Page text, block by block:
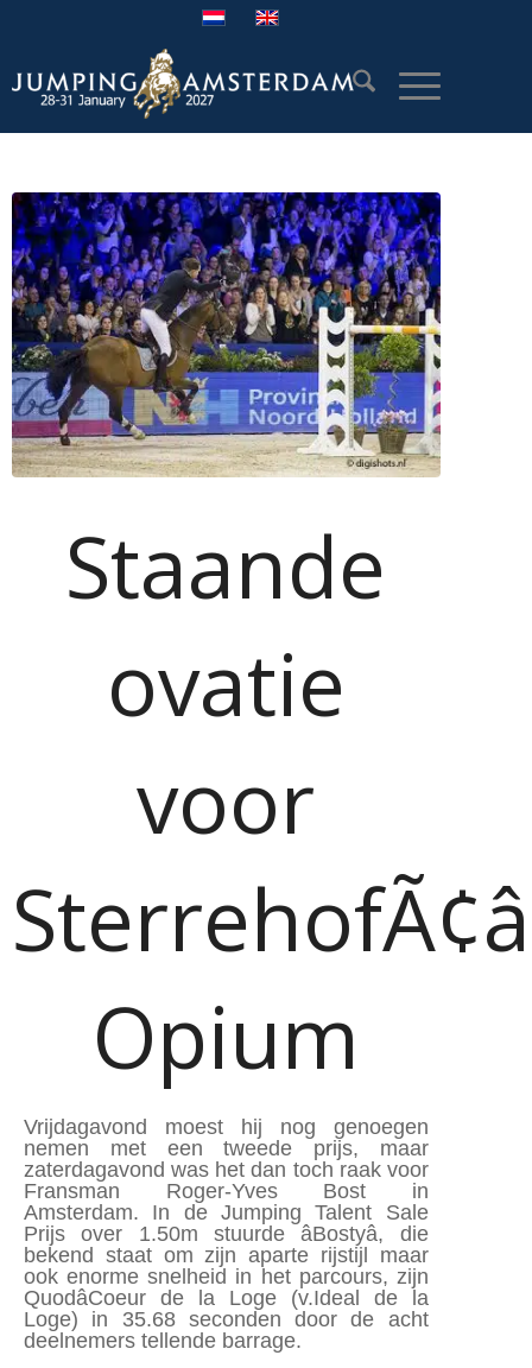
Staande
ovatie
voor
Opium
Vrijdagavond moest hij nog genoegen
nemen met een tweede prijs, maar
zaterdagavond was het dan toch raak voor
Fransman Roger-Yves Bost in
Amsterdam. In de Jumping Talent Sale
Prijs over 1.50m stuurde âBostyâ, die
bekend staat om zijn aparte rijstijl maar
ook enorme snelheid in het parcours, zijn
QuodâCoeur de la Loge (v.Ideal de la
Loge) in 35.68 seconden door de acht
deelnemers tellende barrage.